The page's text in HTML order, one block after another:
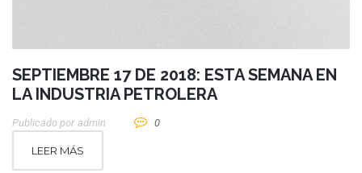
SEPTIEMBRE 17 DE 2018: ESTA SEMANA EN
LA INDUSTRIA PETROLERA
Publicado por Admin 0
LEER MÁS